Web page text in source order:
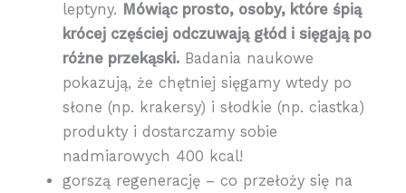
leptyny. Mówiąc prosto, osoby, które śpią
krócej częściej odczuwają głód i sięgają po
różne przekąski. Badania naukowe
pokazują, że chętniej sięgamy wtedy po
słone (np. krakersy) i słodkie (np. ciastka)
produkty i dostarczamy sobie
nadmiarowych 400 kcal!
gorszą regenerację – co przełoży się na